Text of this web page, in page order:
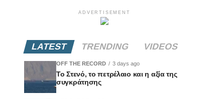
ADVERTISEMENT
LATEST TRENDING VIDEOS
OFF THE RECORD 3 days ago
Το Στενό, το πετρέλαιο και η αξία της
συγκράτησης